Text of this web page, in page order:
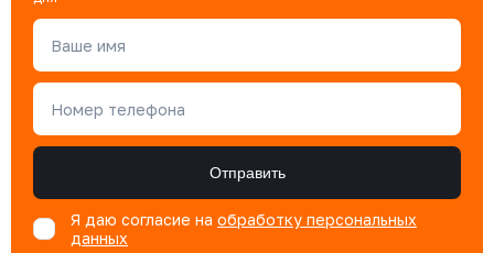
Ваше имя
Номер телефона
Отправить
Я даю согласие на обработку персональных
данных